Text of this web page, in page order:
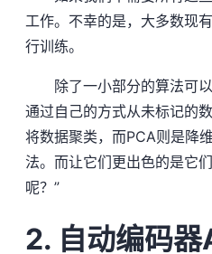
工作。不幸的是，大多数现
行训练。
除了一小部分的算法可以
通过自己的方式从未标记的
将数据聚类，而PCA则是降
法。而让它们更出色的是它
呢？”
2. 自动编码